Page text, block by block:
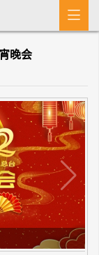

晚会